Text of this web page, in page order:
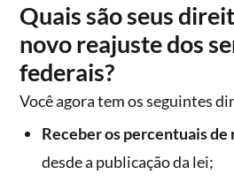
Quais são seus
novo reajuste dos
federais?
Você agora tem os seguintes
Receber os percentuais
desde a publicação da lei;